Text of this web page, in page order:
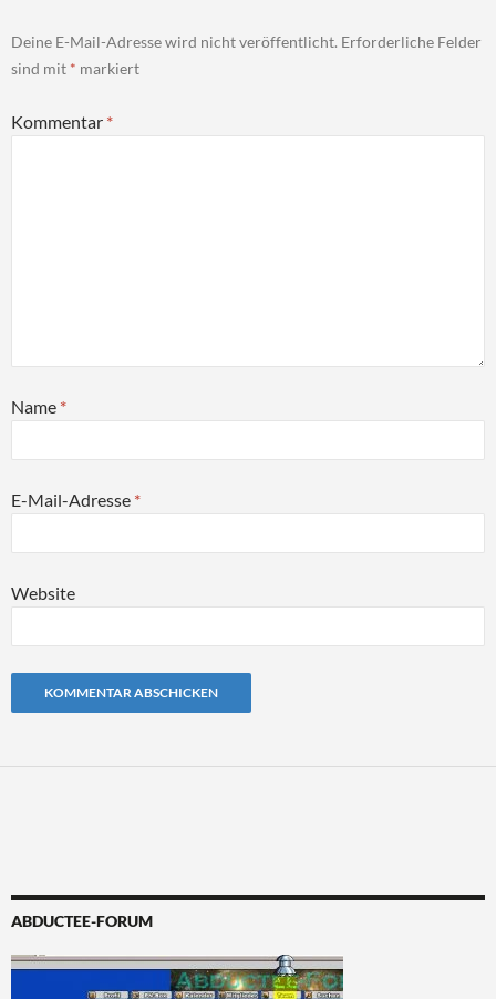
Deine E-Mail-Adresse wird nicht veröffentlicht. Erforderliche Felder
sind mit * markiert
Kommentar *
Name *
E-Mail-Adresse *
Website
ABDUCTEE-FORUM